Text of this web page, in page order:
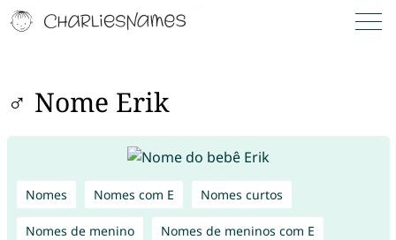
♂ Nome Erik
Nomes Nomes com E Nomes curtos
Nomes de menino Nomes de meninos com E